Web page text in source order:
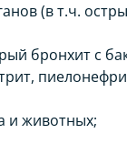
(в т.ч.
бронхит с
и животных;